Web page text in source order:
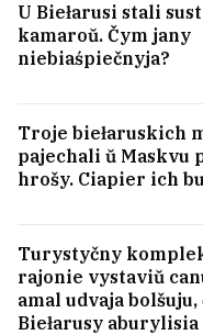
U Biełarusi stali
kamaroŭ. Čym jany
niebiaśpiečnyja?
Troje biełaruskich
pajechali ŭ Maskvu
hrošy. Ciapier ich
Turystyčny
rajonie vystaviŭ
amal udvaja
Biełarusy aburylisia
Jak
stała